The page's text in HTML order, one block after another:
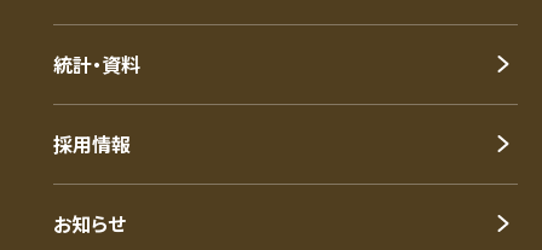
統計・資料
採用情報
お知らせ